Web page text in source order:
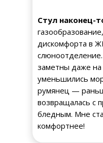
Стул наконец-
дискомфорта в
заметны даже на
уменьшились
румянец —
возвращалась с
бледным. Мне
комфортнее!